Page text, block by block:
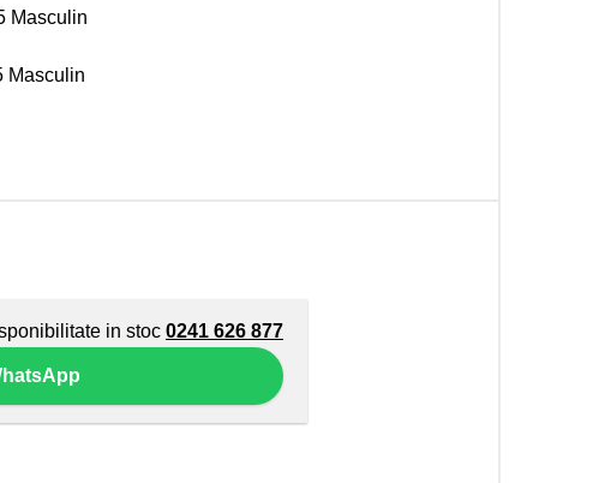
Masculin
Masculin
in stoc 0241 626 877